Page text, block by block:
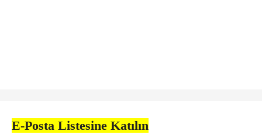
E-Posta Listesine Katılın